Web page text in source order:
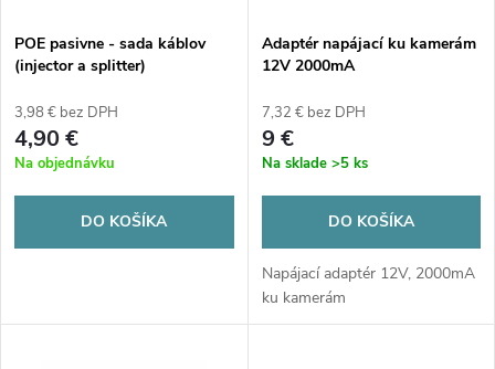
e
p
r
u
s
p
r
o
d
u
POE pasivne - sada káblov
(injector a splitter)
3,98 € bez DPH
4,90 €
Na objednávku
DO KOŠÍKA
Adaptér napájací ku kamerám
12V 2000mA
7,32 € bez DPH
9 €
Na sklade >5 ks
DO KOŠÍKA
Napájací adaptér 12V, 2000mA
ku kamerám